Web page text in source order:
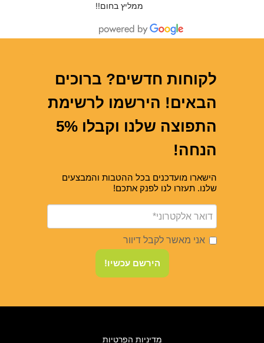
ממליץ בחום!!
לקוחות חדשים? ברוכים
הבאים! הירשמו לרשימת
התפוצה שלנו וקבלו 5%
הנחה!
הישארו מועדכנים בכל ההטבות והמבצעים
שלנו. תעזרו לנו לפנק אתכם!
אני מאשר לקבל דיוור
הירשם עכשיו!
מדיניות הפרטיות